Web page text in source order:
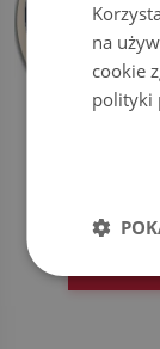
MODNY
OKRĄGŁY
KONTUROWE
CENA:
na
cookie
polityki